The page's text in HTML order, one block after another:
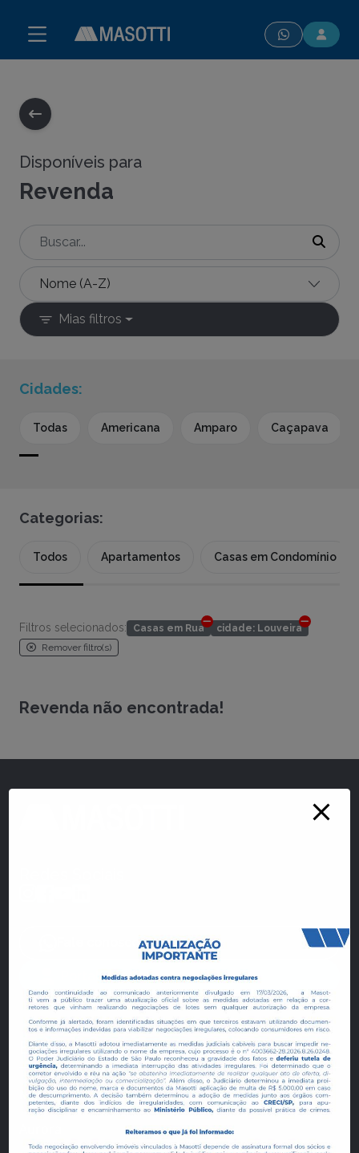
Disponíveis para
Revenda
Mias filtros
Cidades:
Todas Americana Amparo Caçapava
Categorias:
Todos Apartamentos Casas em Condomínio
Filtros selecionados: Casas em Rua
cidade: Louveira
Remover filtro(s)
Revenda não encontrada!
Fale conosco
Portal do Cliente
Empreendimentos e Loteamentos
Manai Bosque